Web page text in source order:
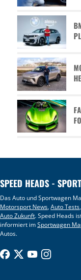
SPEED HEADS -
Das Auto und Sportwagen
Motorsport News,Auto Tests
Auto Zukunft. Speed Heads
informiert imSportwagen
Autos.